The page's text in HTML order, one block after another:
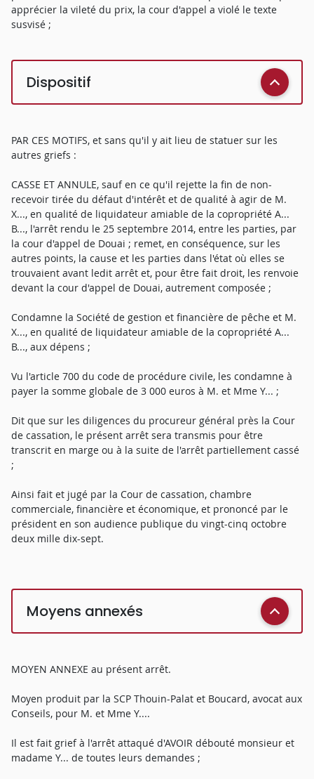
apprécier la vileté du prix, la cour d'appel a violé le texte
susvisé ;
Dispositif
PAR CES MOTIFS, et sans qu'il y ait lieu de statuer sur les
autres griefs :
CASSE ET ANNULE, sauf en ce qu'il rejette la fin de non-
recevoir tirée du défaut d'intérêt et de qualité à agir de M.
X..., en qualité de liquidateur amiable de la copropriété A...
B..., l'arrêt rendu le 25 septembre 2014, entre les parties, par
la cour d'appel de Douai ; remet, en conséquence, sur les
autres points, la cause et les parties dans l'état où elles se
trouvaient avant ledit arrêt et, pour être fait droit, les renvoie
devant la cour d'appel de Douai, autrement composée ;
Condamne la Société de gestion et financière de pêche et M.
X..., en qualité de liquidateur amiable de la copropriété A...
B..., aux dépens ;
Vu l'article 700 du code de procédure civile, les condamne à
payer la somme globale de 3 000 euros à M. et Mme Y... ;
Dit que sur les diligences du procureur général près la Cour
de cassation, le présent arrêt sera transmis pour être
transcrit en marge ou à la suite de l'arrêt partiellement cassé
;
Ainsi fait et jugé par la Cour de cassation, chambre
commerciale, financière et économique, et prononcé par le
président en son audience publique du vingt-cinq octobre
deux mille dix-sept.
Moyens annexés
MOYEN ANNEXE au présent arrêt.
Moyen produit par la SCP Thouin-Palat et Boucard, avocat aux
Conseils, pour M. et Mme Y....
Il est fait grief à l'arrêt attaqué d'AVOIR débouté monsieur et
madame Y... de toutes leurs demandes ;